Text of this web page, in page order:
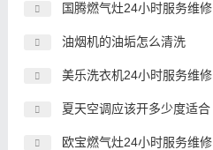
国腾燃气灶24小时服务维修
油烟机的油垢怎么清洗
美乐洗衣机24小时服务维修
夏天空调应该开多少度适合
欧宝燃气灶24小时服务维修